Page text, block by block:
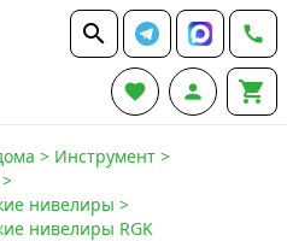
 
  
> Инструмент >
>
нивелиры >
нивелиры RGK